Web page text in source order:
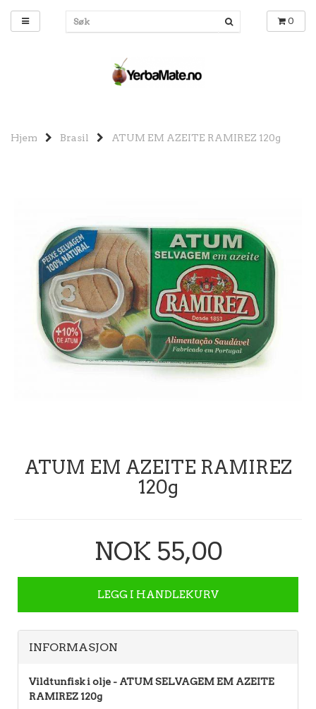
0
Hjem Brasil ATUM EM AZEITE RAMIREZ 120g
ATUM EM AZEITE RAMIREZ
120g
NOK 55,00
LEGG I HANDLEKURV
INFORMASJON
Vildtunfisk i olje - ATUM SELVAGEM EM AZEITE
RAMIREZ 120g